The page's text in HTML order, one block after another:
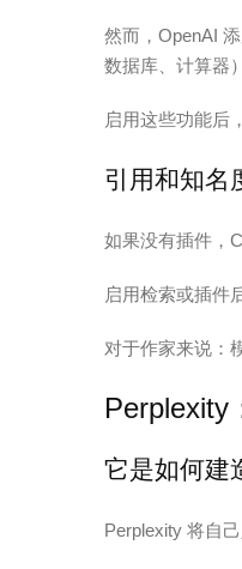
然而，OpenAI
数据库、计算器
启用这些功能后
引用和知名
如果没有插件，
启用检索或插件
对于作家来说：
Perplexity
它是如何建
Perplexity 将自